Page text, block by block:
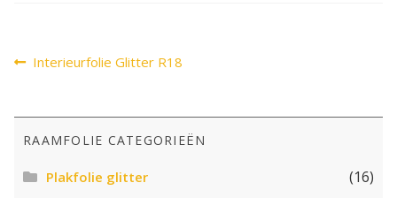
Bericht
Vorig
Interieurfolie Glitter R18
RAAMFOLIE CATEGORIEËN
Plakfolie glitter (16)